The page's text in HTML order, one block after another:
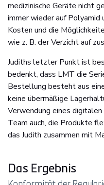
medizinische Geräte nicht
immer wieder auf Polyamid
Kosten und die
wie z. B. der Verzicht auf
Judiths letzter Punkt ist
bedenkt, dass LMT die
Bestellung besteht aus
keine übermäßige
Verwendung eines
Team auch, die Produkte
das Judith zusammen mit
Das Ergebnis